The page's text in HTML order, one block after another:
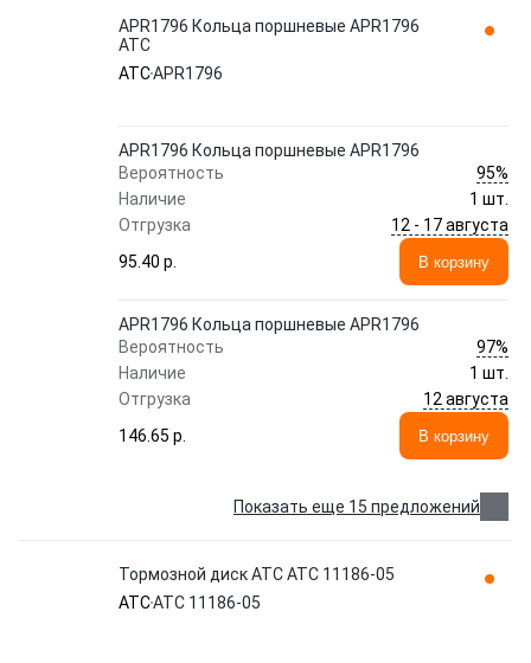
APR1796 Кольца поршневые APR1796
ATC
ATCAPR1796
APR1796 Кольца поршневые APR1796
Вероятность
95%
Наличие
1 шт.
Отгрузка
12 - 17 августа
95.40 p.
В корзину
APR1796 Кольца поршневые APR1796
Вероятность
97%
Наличие
1 шт.
Отгрузка
12 августа
146.65 p.
В корзину
Показать еще 15 предложений
Тормозной диск ATC АТС 11186-05
ATCАТС 11186-05